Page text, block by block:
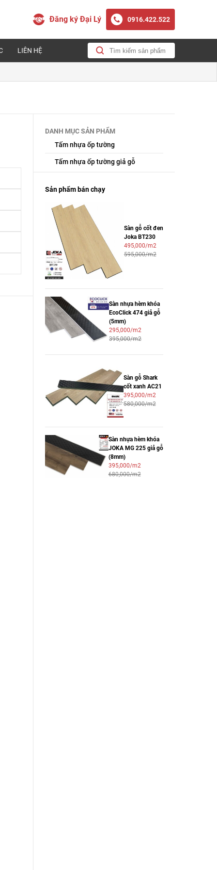
Đăng ký Đại Lý 0916.422.522
LIÊN HỆ
DANH MỤC SẢN PHẨM
Tấm nhựa ốp tường
Tấm nhựa ốp tường giả gỗ
Sản phẩm bán chạy
Sàn gỗ cốt đen
Joka BT230
495,000/m2
595,000/m2
Sàn nhựa hèm khóa
EcoClick 474 giả gỗ
(5mm)
295,000/m2
395,000/m2
Sàn gỗ Shark
cốt xanh AC21
395,000/m2
580,000/m2
Sàn nhựa hèm khóa
JOKA MG 225 giả gỗ
(8mm)
395,000/m2
680,000/m2